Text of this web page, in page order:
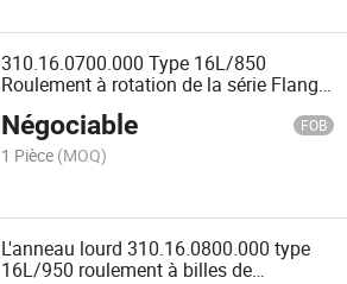
310.16.0700.000 Type 16L/850
Roulement à rotation de la série Flange
Négociable FOB
1 Pièce (MOQ)
L'anneau lourd 310.16.0800.000 type
16L/950 roulement à billes de